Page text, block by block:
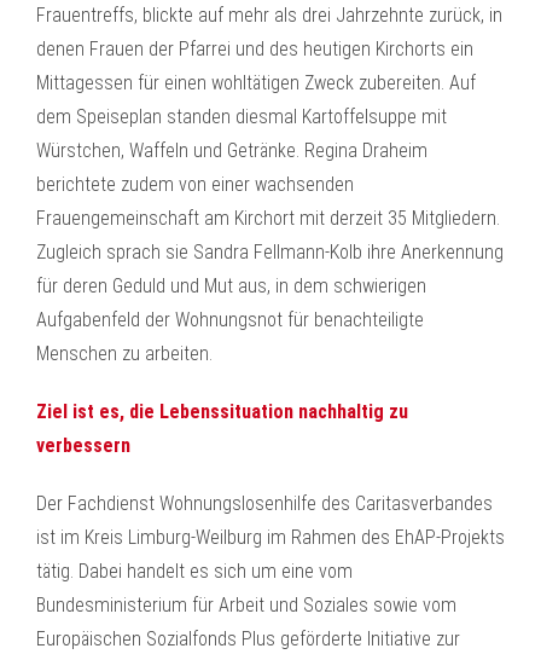
Frauentreffs, blickte auf mehr als drei Jahrzehnte zurück, in
denen Frauen der Pfarrei und des heutigen Kirchorts ein
Mittagessen für einen wohltätigen Zweck zubereiten. Auf
dem Speiseplan standen diesmal Kartoffelsuppe mit
Würstchen, Waffeln und Getränke. Regina Draheim
berichtete zudem von einer wachsenden
Frauengemeinschaft am Kirchort mit derzeit 35 Mitgliedern.
Zugleich sprach sie Sandra Fellmann-Kolb ihre Anerkennung
für deren Geduld und Mut aus, in dem schwierigen
Aufgabenfeld der Wohnungsnot für benachteiligte
Menschen zu arbeiten.
Ziel ist es, die Lebenssituation nachhaltig zu
verbessern
Der Fachdienst Wohnungslosenhilfe des Caritasverbandes
ist im Kreis Limburg-Weilburg im Rahmen des EhAP-Projekts
tätig. Dabei handelt es sich um eine vom
Bundesministerium für Arbeit und Soziales sowie vom
Europäischen Sozialfonds Plus geförderte Initiative zur